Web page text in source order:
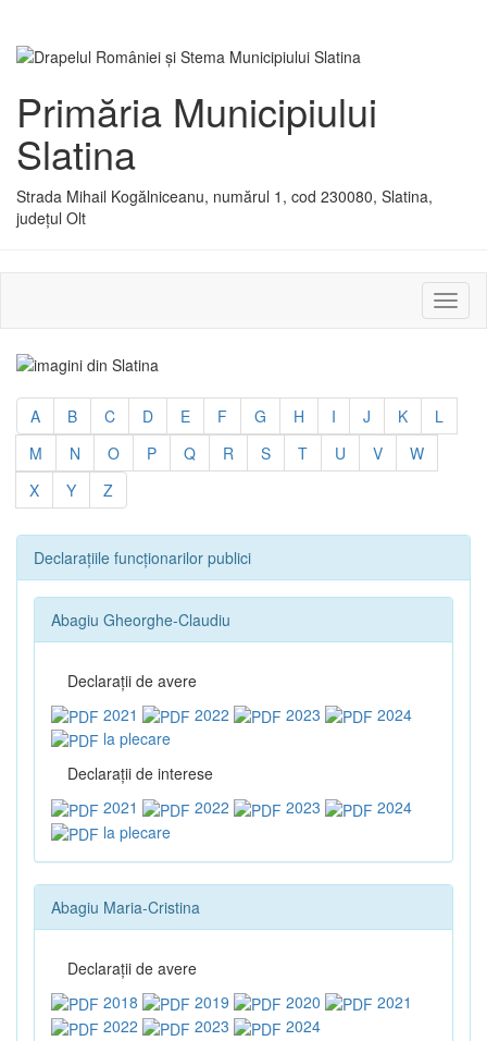
Primăria Municipiului
Slatina
Strada Mihail Kogălniceanu, numărul 1, cod 230080, Slatina,
județul Olt
sau
A B C D E F G H I J K
L
M
N O P Q R S T U V
W
X
Y Z
Declarațiile funcționarilor publici
Abagiu Gheorghe-Claudiu
Declaraţii de avere
2021
2022 2023
2024
la plecare
Declaraţii de interese
2021
2022 2023
2024
la plecare
Abagiu Maria-Cristina
Declaraţii de avere
2018
2019 2020
2021
2022
2023
2024